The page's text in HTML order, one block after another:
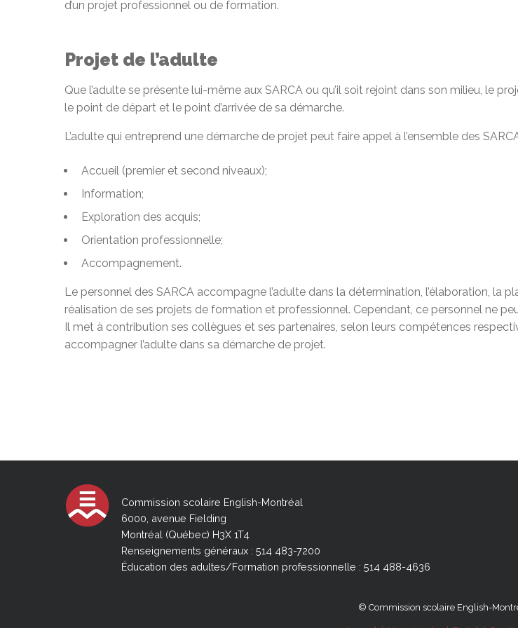
d’un projet professionnel ou de formation.
Projet de l’adulte
Que l’adulte se présente lui-même aux SARCA ou qu’il soit rejoint dans son milieu, le
le point de départ et le point d’arrivée de sa démarche.
L’adulte qui entreprend une démarche de projet peut faire appel à l’ensemble des
Accueil (premier et second niveaux);
Information;
Exploration des acquis;
Orientation professionnelle;
Accompagnement.
Le personnel des SARCA accompagne l’adulte dans la détermination, l’élaboration, la
réalisation de ses projets de formation et professionnel. Cependant, ce personnel ne
Il met à contribution ses collègues et ses partenaires, selon leurs compétences
accompagner l’adulte dans sa démarche de projet.
Commission scolaire English-Montréal
6000, avenue Fielding
Montréal (Québec) H3X 1T4
Renseignements généraux : 514 483-7200
Éducation des adultes/Formation professionnelle : 514 488-4636
© Commission scolaire English-